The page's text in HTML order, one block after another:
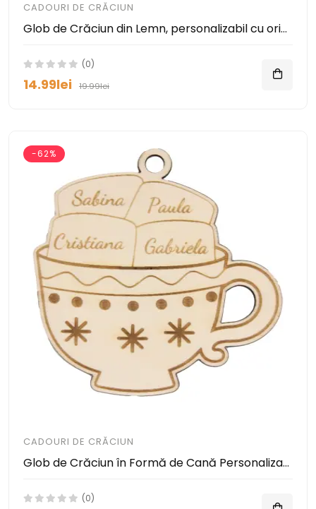
CADOURI DE CRĂCIUN
Glob de Crăciun din Lemn, personalizabil cu orice nume sau mesaj
(0)
14.99lei 19.99lei
-62%
CADOURI DE CRĂCIUN
Glob de Crăciun în Formă de Cană Personalizat cu Numele celor Dragi
(0)